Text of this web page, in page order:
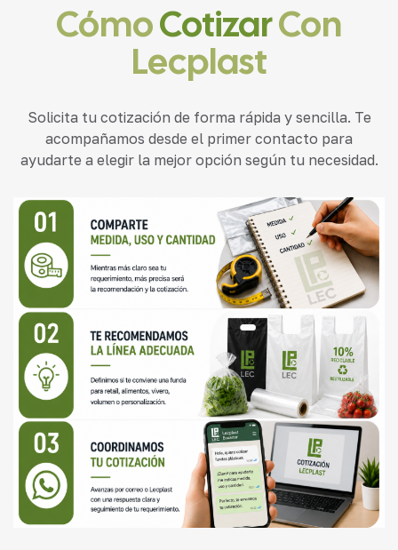
CómoCotizarCon
Lecplast
Solicita tu cotización de forma rápida y sencilla. Te
acompañamos desde el primer contacto para
ayudarte a elegir la mejor opción según tu necesidad.